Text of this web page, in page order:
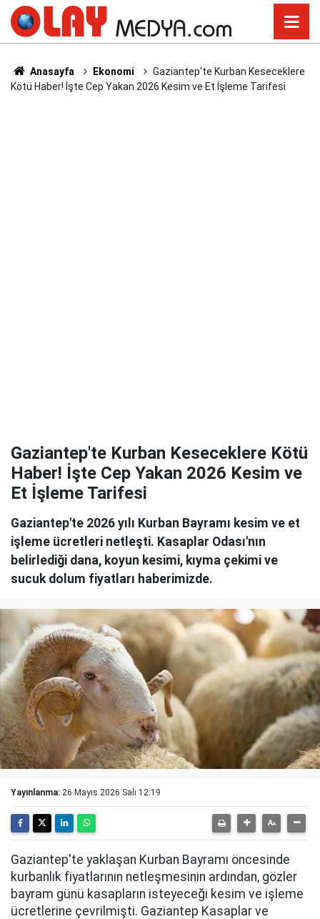
Anasayfa Ekonomi
Gaziantep'te Kurban Keseceklere
Kötü Haber! İşte Cep Yakan 2026 Kesim ve Et İşleme Tarifesi
Gaziantep'te Kurban Keseceklere Kötü
Haber! İşte Cep Yakan 2026 Kesim ve
Et İşleme Tarifesi
Gaziantep'te 2026 yılı Kurban Bayramı kesim ve et
işleme ücretleri netleşti. Kasaplar Odası'nın
belirlediği dana, koyun kesimi, kıyma çekimi ve
sucuk dolum fiyatları haberimizde.
Yayınlanma: 26 Mayıs 2026 Salı 12:19
Gaziantep'te yaklaşan Kurban Bayramı öncesinde
kurbanlık fiyatlarının netleşmesinin ardından, gözler
bayram günü kasapların isteyeceği kesim ve işleme
ücretlerine çevrilmişti. Gaziantep Kasaplar ve